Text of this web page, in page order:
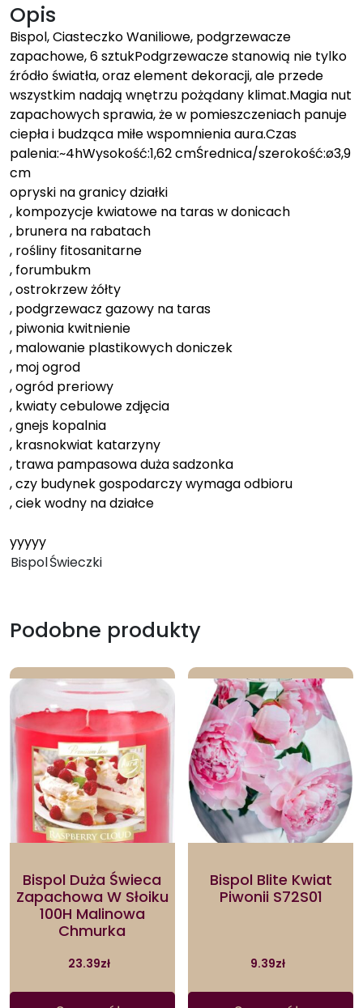
Opis
Bispol, Ciasteczko Waniliowe, podgrzewacze
zapachowe, 6 sztukPodgrzewacze stanowią nie tylko
źródło światła, oraz element dekoracji, ale przede
wszystkim nadają wnętrzu pożądany klimat.Magia nut
zapachowych sprawia, że w pomieszczeniach panuje
ciepła i budząca miłe wspomnienia aura.Czas
palenia:~4hWysokość:1,62 cmŚrednica/szerokość:ø3,9
cm
opryski na granicy działki
, kompozycje kwiatowe na taras w donicach
, brunera na rabatach
, rośliny fitosanitarne
, forumbukm
, ostrokrzew żółty
, podgrzewacz gazowy na taras
, piwonia kwitnienie
, malowanie plastikowych doniczek
, moj ogrod
, ogród preriowy
, kwiaty cebulowe zdjęcia
, gnejs kopalnia
, krasnokwiat katarzyny
, trawa pampasowa duża sadzonka
, czy budynek gospodarczy wymaga odbioru
, ciek wodny na działce
yyyyy
BispolŚwieczki
Podobne produkty
Bispol Duża Świeca
Zapachowa W Słoiku
100H Malinowa
Chmurka
23.39zł
Bispol Blite Kwiat
Piwonii S72S01
9.39zł